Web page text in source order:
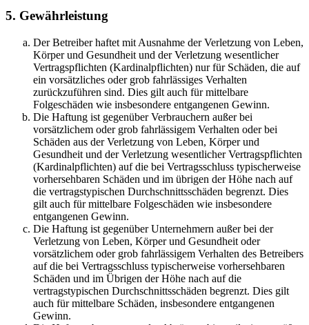
5. Gewährleistung
Der Betreiber haftet mit Ausnahme der Verletzung von Leben,
Körper und Gesundheit und der Verletzung wesentlicher
Vertragspflichten (Kardinalpflichten) nur für Schäden, die auf
ein vorsätzliches oder grob fahrlässiges Verhalten
zurückzuführen sind. Dies gilt auch für mittelbare
Folgeschäden wie insbesondere entgangenen Gewinn.
Die Haftung ist gegenüber Verbrauchern außer bei
vorsätzlichem oder grob fahrlässigem Verhalten oder bei
Schäden aus der Verletzung von Leben, Körper und
Gesundheit und der Verletzung wesentlicher Vertragspflichten
(Kardinalpflichten) auf die bei Vertragsschluss typischerweise
vorhersehbaren Schäden und im übrigen der Höhe nach auf
die vertragstypischen Durchschnittsschäden begrenzt. Dies
gilt auch für mittelbare Folgeschäden wie insbesondere
entgangenen Gewinn.
Die Haftung ist gegenüber Unternehmern außer bei der
Verletzung von Leben, Körper und Gesundheit oder
vorsätzlichem oder grob fahrlässigem Verhalten des Betreibers
auf die bei Vertragsschluss typischerweise vorhersehbaren
Schäden und im Übrigen der Höhe nach auf die
vertragstypischen Durchschnittsschäden begrenzt. Dies gilt
auch für mittelbare Schäden, insbesondere entgangenen
Gewinn.